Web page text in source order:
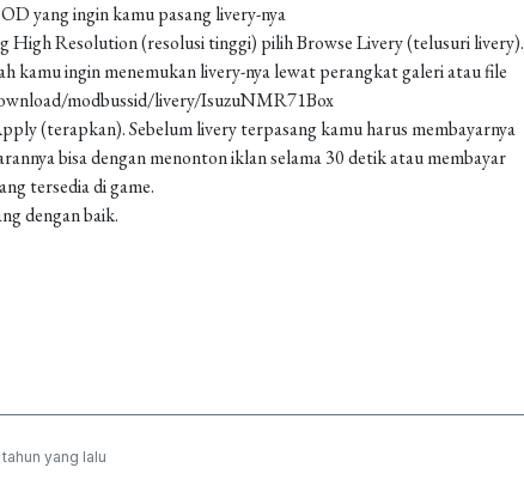
yang ingin kamu pasang livery-nya
High Resolution (resolusi tinggi) pilih Browse Livery (telusuri livery).
kamu ingin menemukan livery-nya lewat perangkat galeri atau file
modbussid/livery/IsuzuNMR71Box
(terapkan). Sebelum livery terpasang kamu harus membayarnya
bisa dengan menonton iklan selama 30 detik atau membayar
tersedia di game.
dengan baik.
tahun yang lalu